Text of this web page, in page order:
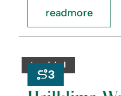
readmore
category:
tour.label
3
readmore:
Wanderweg
"Grasgehren"